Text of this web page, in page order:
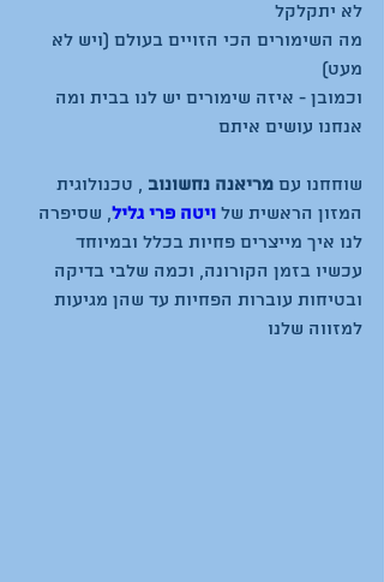
לא יתקלקל
מה השימורים הכי הזויים בעולם (ויש לא
מעט)
וכמובן - איזה שימורים יש לנו בבית ומה
אנחנו עושים איתם
שוחחנו עם מריאנה נחשונוב , טכנולוגית
המזון הראשית של ויטה פרי גליל, שסיפרה
לנו איך מייצרים פחיות בכלל ובמיוחד
עכשיו בזמן הקורונה, וכמה שלבי בדיקה
ובטיחות עוברות הפחיות עד שהן מגיעות
למזווה שלנו